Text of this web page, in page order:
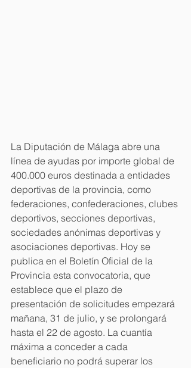
La Diputación de Málaga abre una
línea de ayudas por importe global de
400.000 euros destinada a entidades
deportivas de la provincia, como
federaciones, confederaciones, clubes
deportivos, secciones deportivas,
sociedades anónimas deportivas y
asociaciones deportivas. Hoy se
publica en el Boletín Oficial de la
Provincia esta convocatoria, que
establece que el plazo de
presentación de solicitudes empezará
mañana, 31 de julio, y se prolongará
hasta el 22 de agosto. La cuantía
máxima a conceder a cada
beneficiario no podrá superar los